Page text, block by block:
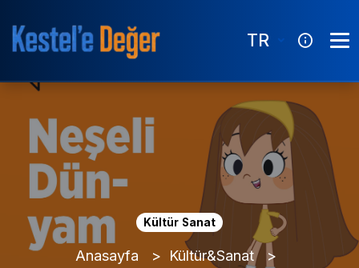
TR
Kültür Sanat
Anasayfa
Kültür&Sanat